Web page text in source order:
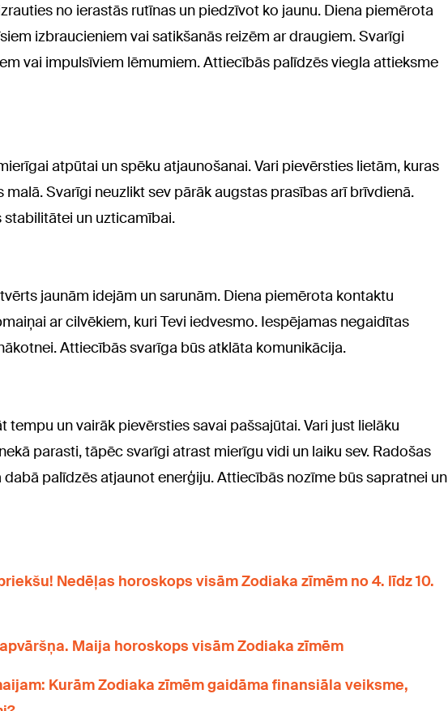
no ierastās rutīnas un piedzīvot ko jaunu. Diena piemērota
izbraucieniem vai satikšanās reizēm ar draugiem. Svarīgi
vai impulsīviem lēmumiem. Attiecībās palīdzēs viegla attieksme
atpūtai un spēku atjaunošanai. Vari pievērsties lietām, kuras
Svarīgi neuzlikt sev pārāk augstas prasības arī brīvdienā.
un uzticamībai.
jaunām idejām un sarunām. Diena piemērota kontaktu
ar cilvēkiem, kuri Tevi iedvesmo. Iespējamas negaidītas
Attiecībās svarīga būs atklāta komunikācija.
tempu un vairāk pievērsties savai pašsajūtai. Vari just lielāku
parasti, tāpēc svarīgi atrast mierīgu vidi un laiku sev. Radošas
palīdzēs atjaunot enerģiju. Attiecībās nozīme būs sapratnei un
Nedēļas horoskops visām Zodiaka zīmēm no 4. līdz 10.
Maija horoskops visām Zodiaka zīmēm
Kurām Zodiaka zīmēm gaidāma finansiāla veiksme,